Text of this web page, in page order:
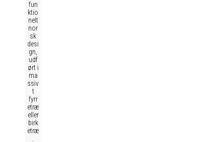
fun
ktio
nelt
nor
sk
desi
gn,
udf
ørt i
ma
ssiv
t
fyrr
etræ
eller
birk
etræ